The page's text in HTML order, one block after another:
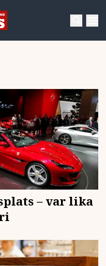
– var lika